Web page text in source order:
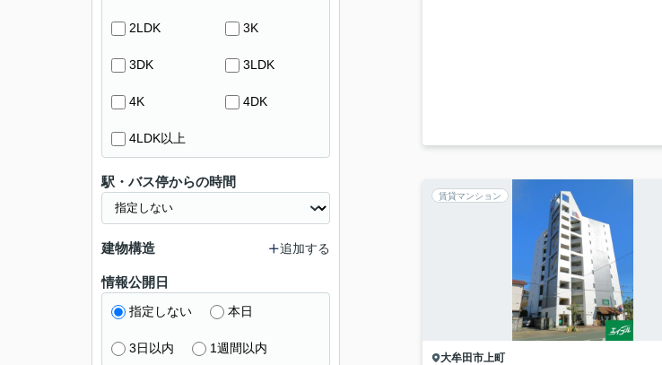
賃貸マンション
大牟田市上町
2LDK 3K
3DK 3LDK
4K 4DK
4LDK以上
駅・バス停からの時間
建物構造 追加する
情報公開日
指定しない 本日
3日以内 1週間以内